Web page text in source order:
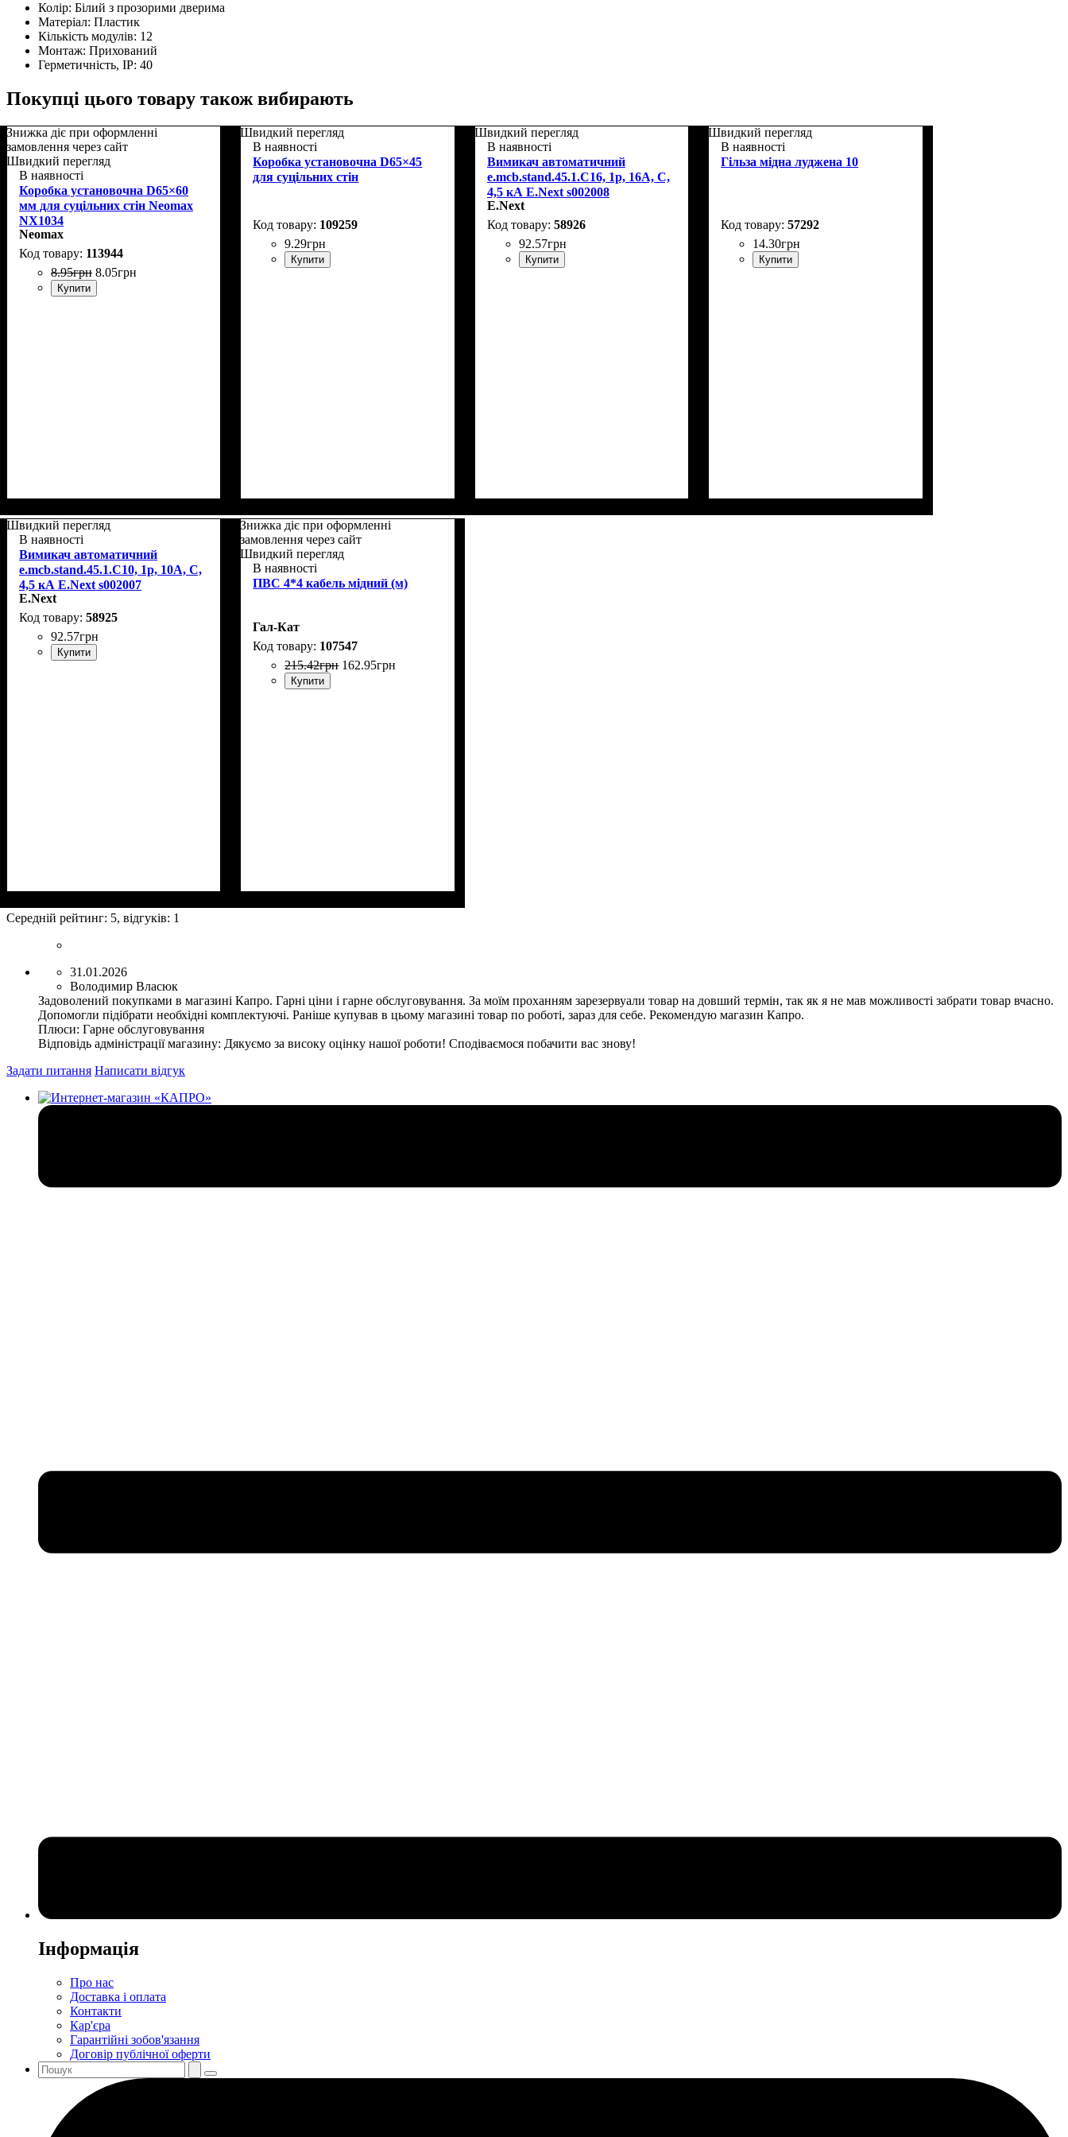
Колір: Білий з прозорими дверима
Матеріал: Пластик
Кількість модулів: 12
Монтаж: Прихований
Герметичність, IP: 40
Покупці цього товару також вибирають
Знижка діє при оформленні
замовлення через сайт
Швидкий перегляд
В наявності
Коробка установочна D65×60
мм для суцільних стін Neomax
NX1034
Neomax
113944
8.95грн 8.05грн
Купити
Швидкий перегляд
В наявності
Коробка установочна D65×45
для суцільних стін
109259
9.29грн
Купити
Швидкий перегляд
В наявності
Вимикач автоматичний
e.mcb.stand.45.1.C16, 1р, 16А, C,
4,5 кА E.Next s002008
E.Next
58926
92.57грн
Купити
Швидкий перегляд
В наявності
Гільза мідна луджена 10
57292
14.30грн
Купити
Швидкий перегляд
В наявності
Вимикач автоматичний
e.mcb.stand.45.1.C10, 1р, 10А, C,
4,5 кА E.Next s002007
E.Next
58925
92.57грн
Купити
Знижка діє при оформленні
замовлення через сайт
Швидкий перегляд
В наявності
ПВС 4*4 кабель мідний (м)
Гал-Кат
107547
215.42грн 162.95грн
Купити
Середній рейтинг: 5, відгуків: 1
31.01.2026
Володимир Власюк
Задоволений покупками в магазині Капро. Гарні ціни і гарне обслуговування. За моїм проханням зарезервуали товар на довший термін, так як я не мав можливості забрати товар вчасно.
Допомогли підібрати необхідні комплектуючі. Раніше купував в цьому магазині товар по роботі, зараз для себе. Рекомендую магазин Капро.
Плюси: Гарне обслуговування
Відповідь адміністрації магазину: Дякуємо за високу оцінку нашої роботи! Сподіваємося побачити вас знову!
Задати питання Написати відгук
Інформація
Про нас
Доставка і оплата
Контакти
Кар'єра
Гарантійні зобов'язання
Договір публічної оферти